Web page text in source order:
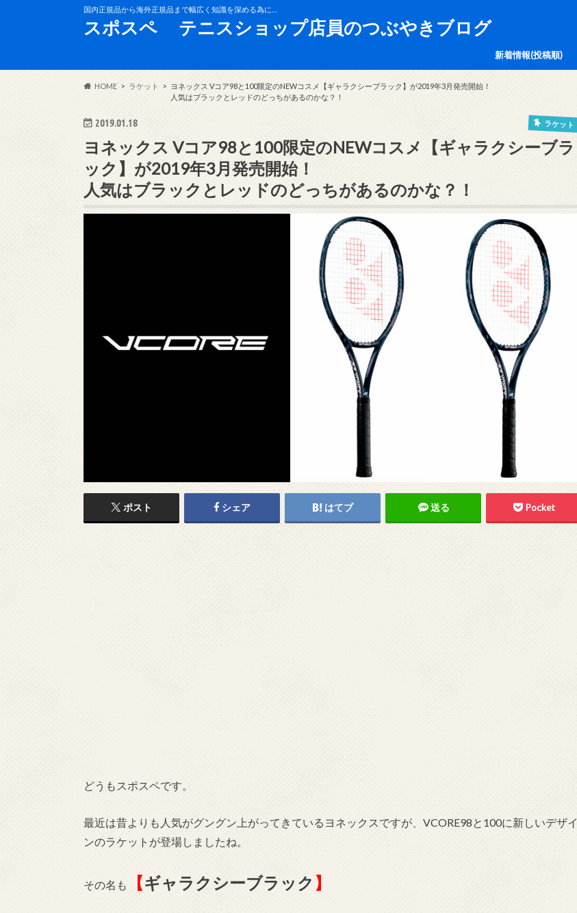
国内正規品から海外正規品まで幅広く知識を深める為に…
スポスペ テニスショップ店員のつぶやきブログ
新着情報(投稿順)
HOME ラケット
ヨネックス Vコア98と100限定のNEWコスメ【ギャラクシーブラック】が2019年3月発売開始！
人気はブラックとレッドのどっちがあるのかな？！
2019.01.18 ラケット
ヨネックス Vコア98と100限定のNEWコスメ【ギャラクシーブラ
ック】が2019年3月発売開始！
人気はブラックとレッドのどっちがあるのかな？！
ポスト シェア はてブ 送る Pocket
どうもスポスペです。
最近は昔よりも人気がグングン上がってきているヨネックスですが、VCORE98と100に新しいデザイ
ンのラケットが登場しましたね。
その名も 【ギャラクシーブラック 】